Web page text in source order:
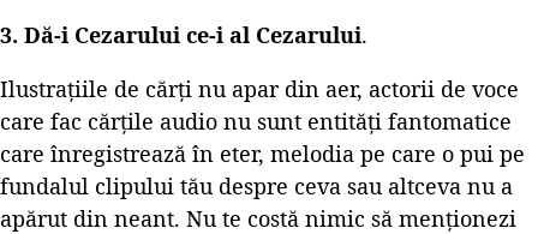
3. Dă-i Cezarului ce-i al Cezarului.
Ilustrațiile de cărți nu apar din aer, actorii de voce
care fac cărțile audio nu sunt entități fantomatice
care înregistrează în eter, melodia pe care o pui pe
fundalul clipului tău despre ceva sau altceva nu a
apărut din neant. Nu te costă nimic să menționezi